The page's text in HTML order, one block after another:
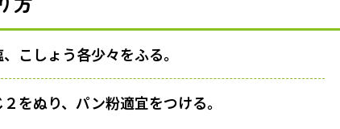
、こしょう各少々をふる。
をぬり、パン粉適宜をつける。